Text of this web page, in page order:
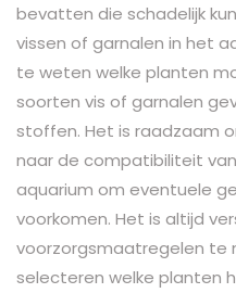
bevatten die schadelijk
vissen of garnalen in het
te weten welke planten
soorten vis of garnalen
stoffen. Het is raadzaam
naar de compatibiliteit
aquarium om eventuele
voorkomen. Het is altijd
voorzorgsmaatregelen te
selecteren welke planten